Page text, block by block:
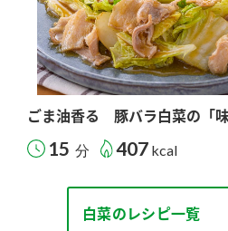
ごま油香る 豚バラ白菜の「
15 分 407 kcal
白菜のレシピ一覧